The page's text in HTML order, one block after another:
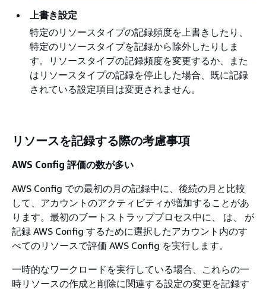
上書き設定
特定のリソースタイプの記録頻度を上書きしたり、
特定のリソースタイプを記録から除外したりしま
す。リソースタイプの記録頻度を変更するか、また
はリソースタイプの記録を停止した場合、既に記録
されている設定項目は変更されません。
リソースを記録する際の考慮事項
AWS Config 評価の数が多い
AWS Config での最初の月の記録中に、後続の月と比較
して、アカウントのアクティビティが増加することがあ
ります。最初のブートストラッププロセス中に、 は、 が
記録 AWS Config するために選択したアカウント内のす
べてのリソースで評価 AWS Config を実行します。
一時的なワークロードを実行している場合、これらの一
時リソースの作成と削除に関連する設定の変更を記録す